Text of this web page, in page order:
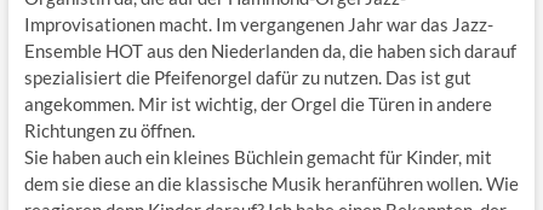
Improvisationen macht. Im vergangenen Jahr war das Jazz-
Ensemble HOT aus den Niederlanden da, die haben sich darauf
spezialisiert die Pfeifenorgel dafür zu nutzen. Das ist gut
angekommen. Mir ist wichtig, der Orgel die Türen in andere
Richtungen zu öffnen.
Sie haben auch ein kleines Büchlein gemacht für Kinder, mit
dem sie diese an die klassische Musik heranführen wollen. Wie